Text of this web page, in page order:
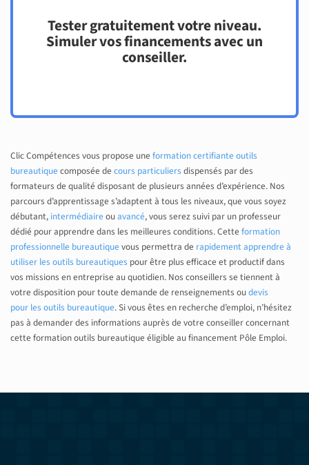
Tester gratuitement votre niveau.
Simuler vos financements avec un
conseiller.
Clic Compétences vous propose une formation certifiante outils
bureautique composée de cours particuliers dispensés par des
formateurs de qualité disposant de plusieurs années d’expérience. Nos
parcours d’apprentissage s’adaptent à tous les niveaux, que vous soyez
débutant, intermédiaire ouavancé, vous serez suivi par un professeur
dédié pour apprendre dans les meilleures conditions.Cette formation
professionnelle bureautique vous permettra de rapidement apprendre à
utiliser les outils bureautiques pour être plus efficace et productif dans
vos missions en entreprise au quotidien. Nos conseillers se tiennent à
votre disposition pour toute demande de renseignements oudevis
pour les outils bureautique. Si vous êtes en recherche d’emploi, n’hésitez
pas à demander des informations auprès de votre conseiller concernant
cette formation outils bureautique éligible au financement Pôle Emploi.